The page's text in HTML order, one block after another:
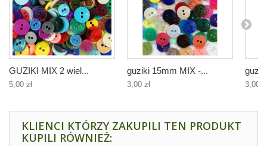
GUZIKI MIX 2 wiel...
5,00 zł
guziki 15mm MIX -...
3,00 zł 3,00
KLIENCI KTÓRZY ZAKUPILI TEN PRODUKT
KUPILI RÓWNIEŻ: